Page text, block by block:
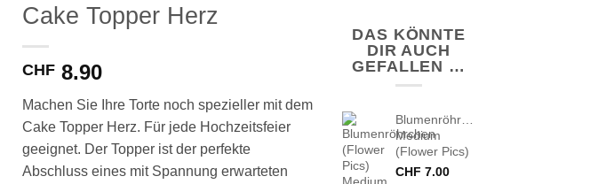
Cake Topper Herz
CHF 8.90
Machen Sie Ihre Torte noch spezieller mit dem
Cake Topper Herz. Für jede Hochzeitsfeier
geeignet. Der Topper ist der perfekte
Abschluss eines mit Spannung erwarteten
DAS KÖNNTE
DIR AUCH
GEFALLEN …
Blumenröhrchen
Medium
(Flower Pics)
CHF 7.00